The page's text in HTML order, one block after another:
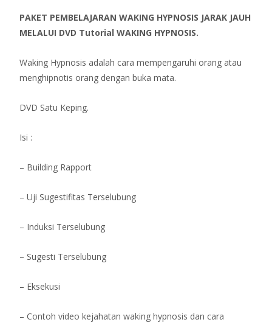
PAKET PEMBELAJARAN WAKING HYPNOSIS JARAK JAUH
MELALUI DVD Tutorial WAKING HYPNOSIS.
Waking Hypnosis adalah cara mempengaruhi orang atau
menghipnotis orang dengan buka mata.
DVD Satu Keping.
Isi :
– Building Rapport
– Uji Sugestifitas Terselubung
– Induksi Terselubung
– Sugesti Terselubung
– Eksekusi
– Contoh video kejahatan waking hypnosis dan cara